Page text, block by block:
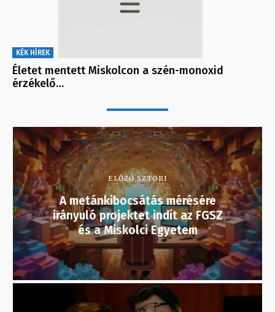
KÉK HÍREK
Életet mentett Miskolcon a szén-monoxid
érzékelő…
ELŐZŐ SZTORI
A metánkibocsátás mérésére
irányuló projektet indít az FGSZ
és a Miskolci Egyetem